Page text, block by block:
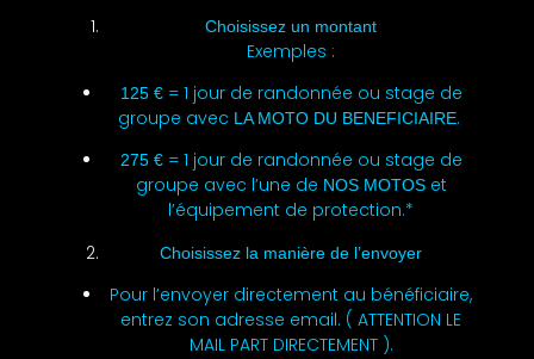
Choisissez un montant
Exemples :
125 €= 1 jour de randonnée ou stage de
groupe avec LA MOTO DU BENEFICIAIRE.
275 €= 1 jour de randonnée ou stage de
groupe avec l’une de NOS MOTOSet
l’équipement de protection.*
Choisissez la manière de l’envoyer
Pour l’envoyer directement au bénéficiaire,
entrez son adresse email. ( ATTENTION LE
MAIL PART DIRECTEMENT ).